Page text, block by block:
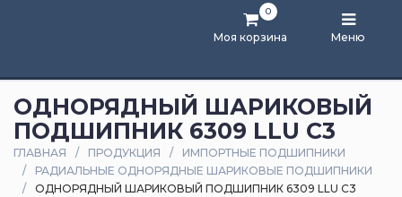
Моя корзина
0
Меню
и
статьи
Оплата
доставка
ОДНОРЯДНЫЙ ШАРИКОВЫЙ
ПОДШИПНИК 6309 LLU C3
ГЛАВНАЯ ПРОДУКЦИЯ
ИМПОРТНЫЕ ПОДШИПНИКИ
РАДИАЛЬНЫЕ ОДНОРЯДНЫЕ ШАРИКОВЫЕ ПОДШИПНИКИ
ОДНОРЯДНЫЙ ШАРИКОВЫЙ ПОДШИПНИК 6309 LLU C3